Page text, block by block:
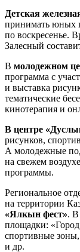
Детская
принимать юных
по воскресенье.
Залесный
В молодежном
программа с
и выставка
тематические
кинотерапия и
В центре
рисунков,
А молодежные
на свежем
программы.
Региональное
на территории
«Ялкын фест». В
площадки: «Город
спортивные
и др.